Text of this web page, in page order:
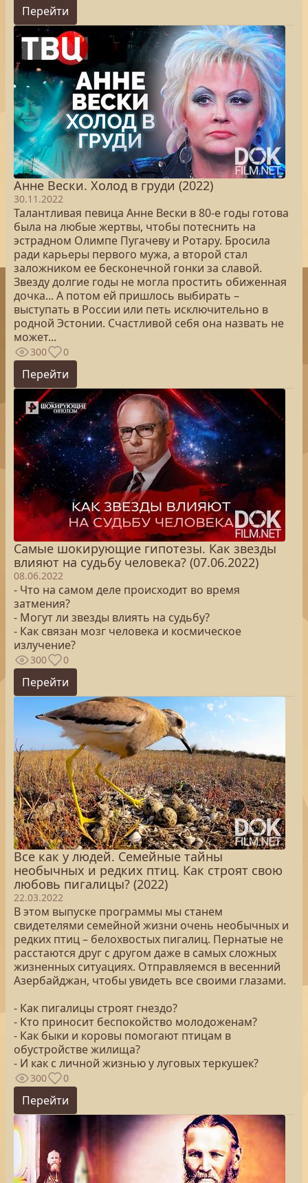
Перейти
Анне Вески. Холод в груди (2022)
30.11.2022
Талантливая певица Анне Вески в 80-е годы готова
была на любые жертвы, чтобы потеснить на
эстрадном Олимпе Пугачеву и Ротару. Бросила
ради карьеры первого мужа, а второй стал
заложником ее бесконечной гонки за славой.
Звезду долгие годы не могла простить обиженная
дочка... А потом ей пришлось выбирать –
выступать в России или петь исключительно в
родной Эстонии. Счастливой себя она назвать не
может...
300 0
Перейти
Самые шокирующие гипотезы. Как звезды
влияют на судьбу человека? (07.06.2022)
08.06.2022
- Что на самом деле происходит во время
затмения?
- Могут ли звезды влиять на судьбу?
- Как связан мозг человека и космическое
излучение?
300 0
Перейти
Все как у людей. Семейные тайны
необычных и редких птиц. Как строят свою
любовь пигалицы? (2022)
22.03.2022
В этом выпуске программы мы станем
свидетелями семейной жизни очень необычных и
редких птиц – белохвостых пигалиц. Пернатые не
расстаются друг с другом даже в самых сложных
жизненных ситуациях. Отправляемся в весенний
Азербайджан, чтобы увидеть все своими глазами.
- Как пигалицы строят гнездо?
- Кто приносит беспокойство молодоженам?
- Как быки и коровы помогают птицам в
обустройстве жилища?
- И как с личной жизнью у луговых теркушек?
300 0
Перейти